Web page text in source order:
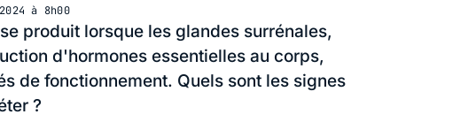
à 8h00
produit lorsque les glandes surrénales,
d'hormones essentielles au corps,
de fonctionnement. Quels sont les signes
?